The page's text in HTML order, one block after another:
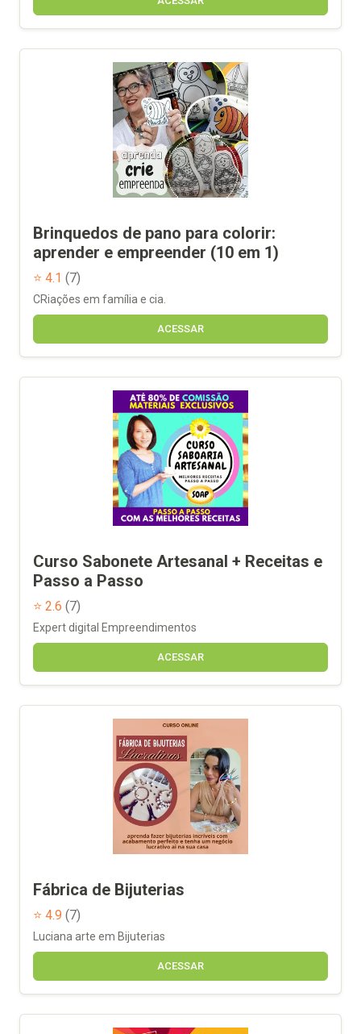
Brinquedos de pano para colorir:
aprender e empreender (10 em 1)
⭐ 4.1 (7)
CRiações em família e cia.
ACESSAR
Curso Sabonete Artesanal + Receitas e
Passo a Passo
⭐ 2.6 (7)
Expert digital Empreendimentos
ACESSAR
Fábrica de Bijuterias
⭐ 4.9 (7)
Luciana arte em Bijuterias
ACESSAR